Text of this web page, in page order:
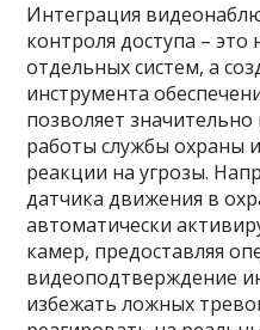
Интеграция
контроля доступа –
отдельных систем, а
инструмента
позволяет
работы службы охраны
реакции на угрозы.
датчика движения в
автоматически
камер, предоставляя
видеоподтверждение
избежать ложных